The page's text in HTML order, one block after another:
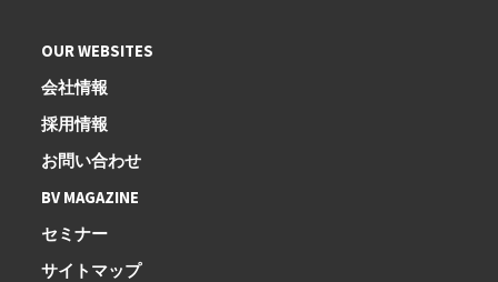
OUR WEBSITES
会社情報
採用情報
お問い合わせ
BV MAGAZINE
セミナー
サイトマップ